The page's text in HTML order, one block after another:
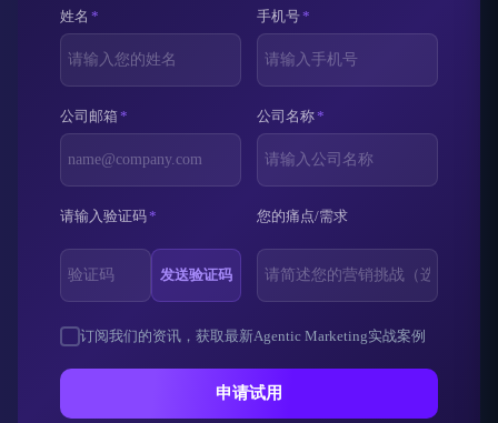
姓名 * 手机号*
公司邮箱* 公司名称*
请输入验证码*
发送验证码
您的痛点/需求
订阅我们的资讯，获取最新Agentic Marketing实战案例
申请试用